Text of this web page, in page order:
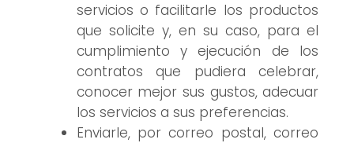
servicios o facilitarle los productos
que solicite y, en su caso, para el
cumplimiento y ejecución de los
contratos que pudiera celebrar,
conocer mejor sus gustos, adecuar
los servicios a sus preferencias.
Enviarle, por correo postal, correo